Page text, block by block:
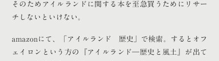
そのためアイルランドに関する本を至急買うためにリサー
チしないといけない。
amazonにて、「アイルランド 歴史」で検索。するとオフ
ェイロンという方の『アイルランド―歴史と風土』が出て